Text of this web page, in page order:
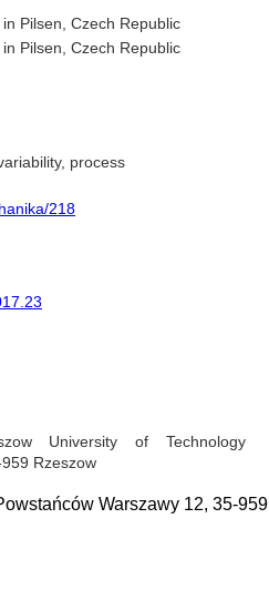
Pilsen, Czech Republic
Pilsen, Czech Republic
process
218
University of Technology
Rzeszow
Warszawy 12, 35-959